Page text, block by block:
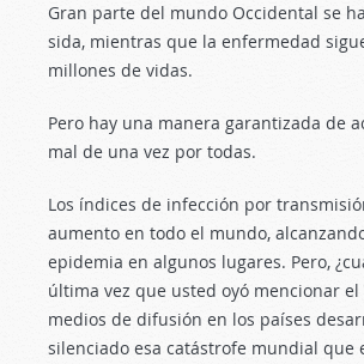
Gran parte del mundo Occidental se
sida, mientras que la enfermedad
millones de vidas.
Pero hay una manera garantizada de
mal de una vez por todas.
Los índices de infección por
aumento en todo el mundo,
epidemia en algunos lugares. Pero,
última vez que usted oyó mencionar el
medios de difusión en los países
silenciado esa catástrofe mundial que